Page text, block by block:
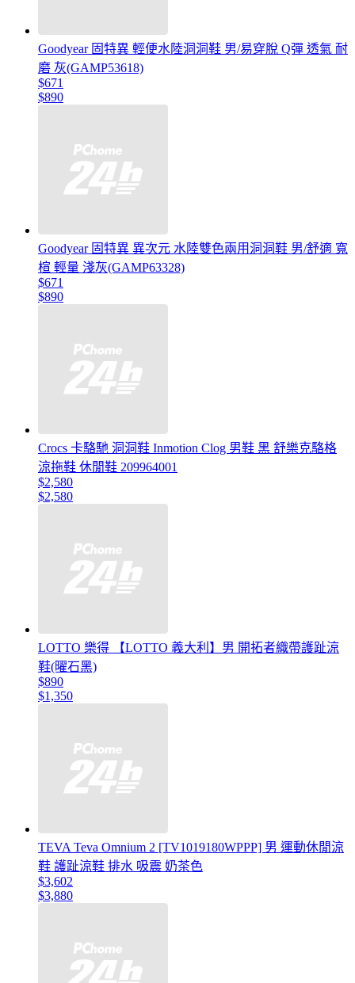
Goodyear 固特異 輕便水陸洞洞鞋 男/易穿脫 Q彈 透氣 耐
磨 灰(GAMP53618)
$671
$890
Goodyear 固特異 異次元 水陸雙色兩用洞洞鞋 男/舒適 寬
楦 輕量 淺灰(GAMP63328)
$671
$890
Crocs 卡駱馳 洞洞鞋 Inmotion Clog 男鞋 黑 舒樂克駱格
涼拖鞋 休閒鞋 209964001
$2,580
$2,580
LOTTO 樂得 【LOTTO 義大利】男 開拓者織帶護趾涼
鞋(曜石黑)
$890
$1,350
TEVA Teva Omnium 2 [TV1019180WPPP] 男 運動休閒涼
鞋 護趾涼鞋 排水 吸震 奶茶色
$3,602
$3,880